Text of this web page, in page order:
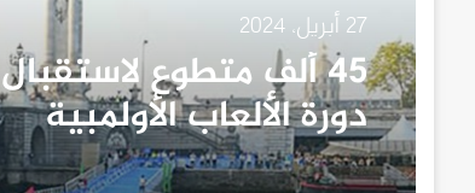
27 أبريل، 2024
٤٥ ألف متطوع لاستقبال
دورة الألعاب الأولمبية
“باريس ٢٠٢٤”